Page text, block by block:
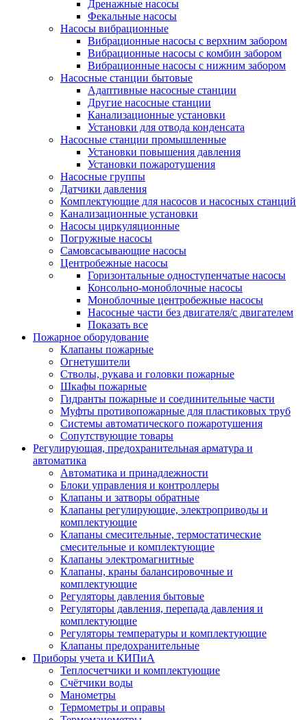
Дренажные насосы
Фекальные насосы
Насосы вибрационные
Вибрационные насосы с верхним забором
Вибрационные насосы с комбин забором
Вибрационные насосы с нижним забором
Насосные станции бытовые
Адаптивные насосные станции
Другие насосные станции
Канализационные установки
Установки для отвода конденсата
Насосные станции промышленные
Установки повышения давления
Установки пожаротушения
Насосные группы
Датчики давления
Комплектующие для насосов и насосных станций
Канализационные установки
Насосы циркуляционные
Погружные насосы
Самовсасывающие насосы
Центробежные насосы
Горизонтальные одноступенчатые насосы
Консольно-моноблочные насосы
Моноблочные центробежные насосы
Насосные части без двигателя/с двигателем
Показать все
Пожарное оборудование
Клапаны пожарные
Огнетушители
Стволы, рукава и головки пожарные
Шкафы пожарные
Гидранты пожарные и соединительные части
Муфты противопожарные для пластиковых труб
Системы автоматического пожаротушения
Сопутствующие товары
Регулирующая, предохранительная арматура и
автоматика
Автоматика и принадлежности
Блоки управления и контроллеры
Клапаны и затворы обратные
Клапаны регулирующие, электроприводы и
комплектующие
Клапаны смесительные, термостатические
смесительные и комплектующие
Клапаны электромагнитные
Клапаны, краны балансировочные и
комплектующие
Регуляторы давления бытовые
Регуляторы давления, перепада давления и
комплектующие
Регуляторы температуры и комплектующие
Клапаны предохранительные
Приборы учета и КИПиА
Теплосчетчики и комплектующие
Счётчики воды
Манометры
Термометры и оправы